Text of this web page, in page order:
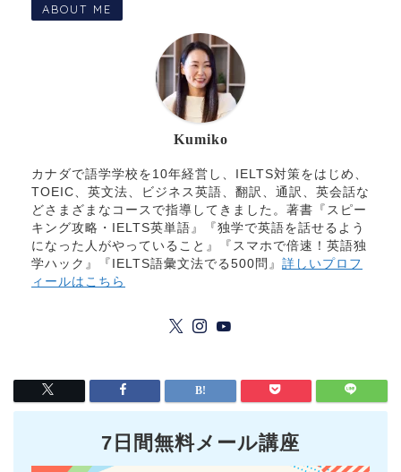
ABOUT ME
Kumiko
カナダで語学学校を10年経営し、IELTS対策をはじめ、
TOEIC、英文法、ビジネス英語、翻訳、通訳、英会話な
どさまざまなコースで指導してきました。著書『スピー
キング攻略・IELTS英単語』『独学で英語を話せるよう
になった人がやっていること』『スマホで倍速！英語独
学ハック』『IELTS語彙文法でる500問』 詳しいプロフ
ィールはこちら
7日間無料メール講座